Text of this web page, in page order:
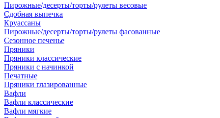
Пирожные/десерты/торты/рулеты весовые
Сдобная выпечка
Круассаны
Пирожные/десерты/торты/рулеты фасованные
Сезонное печенье
Пряники
Пряники классические
Пряники с начинкой
Печатные
Пряники глазированные
Вафли
Вафли классические
Вафли мягкие